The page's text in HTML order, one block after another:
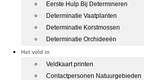
Eerste Hulp Bij Determineren
Determinatie Vaatplanten
Determinatie Korstmossen
Determinatie Orchideeën
Het veld in
Veldkaart printen
Contactpersonen Natuurgebieden